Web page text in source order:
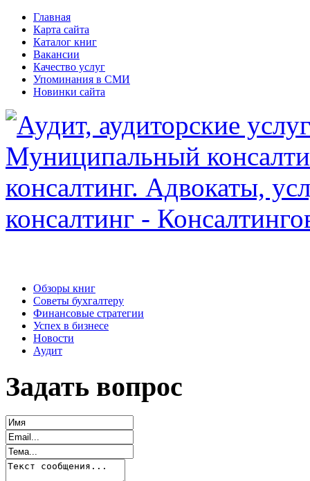
Главная
Карта сайта
Каталог книг
Вакансии
Качество услуг
Упоминания в СМИ
Новинки сайта
Обзоры книг
Советы бухгалтеру
Финансовые стратегии
Успех в бизнесе
Новости
Аудит
Задать вопрос